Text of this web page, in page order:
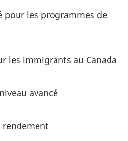
pour les programmes de
les immigrants au Canada
avancé
rendement